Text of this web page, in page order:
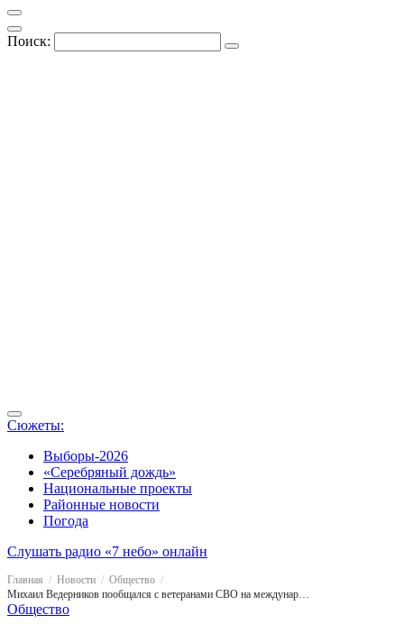
Поиск:
Сюжеты:
Выборы-2026
«Серебряный дождь»
Национальные проекты
Районные новости
Погода
Слушать радио «7 небо» онлайн
Главная Новости
Общество
Михаил Ведерников пообщался с ветеранами СВО на международных состязаниях «Время героев»
Общество